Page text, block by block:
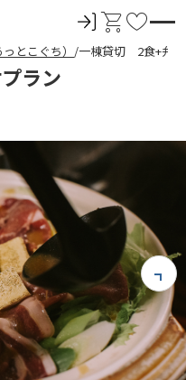
ロ
グ
イ
カ
ー
ト
お
気
に
とこぐち） 一棟貸切 2食+弁
ラン